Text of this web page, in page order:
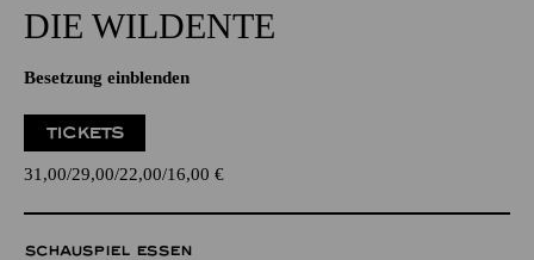
DIE WILDENTE
Besetzung einblenden
TICKETS
31,00 29,00 22,00 16,00 €
SCHAUSPIEL ESSEN